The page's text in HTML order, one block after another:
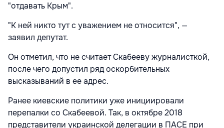
"отдавать Крым".
"К ней никто тут с уважением не относится", —
заявил депутат.
Он отметил, что не считает Скабееву журналисткой,
после чего допустил ряд оскорбительных
высказываний в ее адрес.
Ранее киевские политики уже инициировали
перепалки со Скабеевой. Так, в октябре 2018
представители украинской делегации в ПАСЕ при